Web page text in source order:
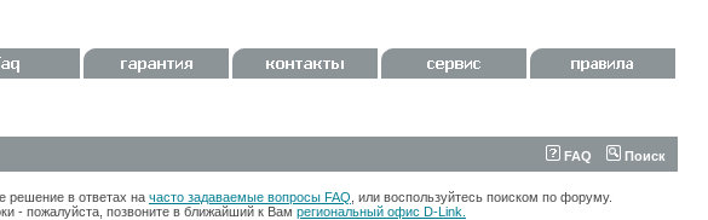
FAQ Поиск
решение в ответах на часто задаваемые вопросы FAQ , или воспользуйтесь поиском по форуму.
- пожалуйста, позвоните в ближайший к Вам региональный офис D-Link.